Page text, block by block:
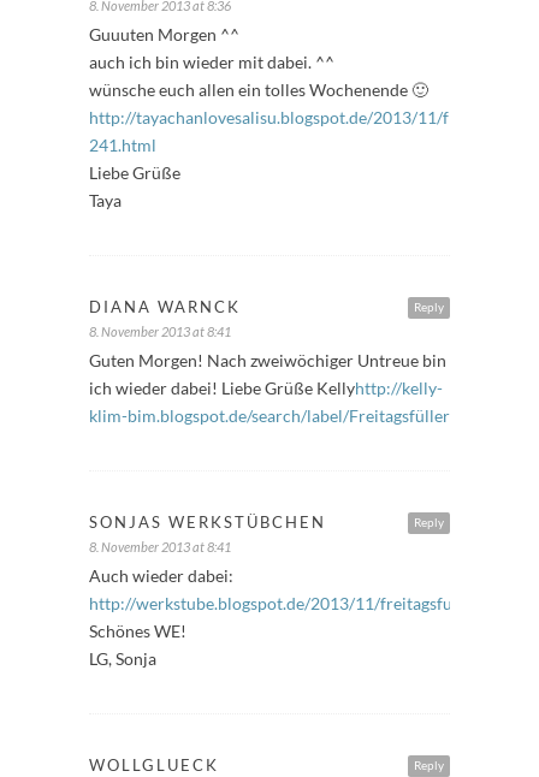
8. November 2013 at 8:36
Guuuten Morgen ^^
auch ich bin wieder mit dabei. ^^
wünsche euch allen ein tolles Wochenende 🙂
http://tayachanlovesalisu.blogspot.de/2013/11/
241.html
Liebe Grüße
Taya
Reply
DIANA WARNCK
8. November 2013 at 8:41
Guten Morgen! Nach zweiwöchiger Untreue bin
ich wieder dabei! Liebe Grüße Kellyhttp://kelly-
klim-bim.blogspot.de/search/label/Freitagsfüller
Reply
SONJAS WERKSTÜBCHEN
8. November 2013 at 8:41
Auch wieder dabei:
http://werkstube.blogspot.de/2013/11/freitagsfuller.html
Schönes WE!
LG, Sonja
Reply
WOLLGLUECK